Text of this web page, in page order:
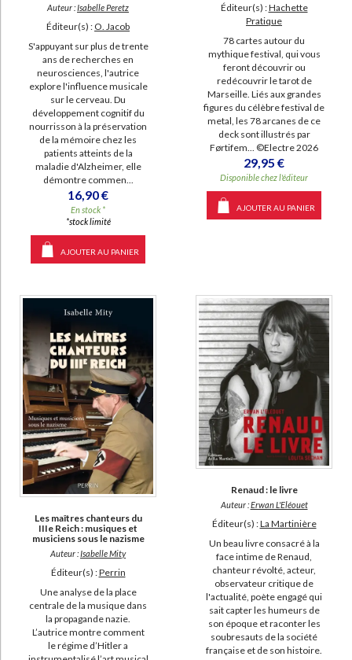
Auteur :Isabelle Peretz
Éditeur(s) : O. Jacob
S'appuyant sur plus de trente
ans de recherches en
neurosciences, l'autrice
explore l'influence musicale
sur le cerveau. Du
développement cognitif du
nourrisson à la préservation
de la mémoire chez les
patients atteints de la
maladie d'Alzheimer, elle
démontre commen...
16,90 €
En stock *
*stock limité
AJOUTER AU PANIER
Éditeur(s) :Hachette
Pratique
78 cartes autour du
mythique festival, qui vous
feront découvrir ou
redécouvrir le tarot de
Marseille. Liés aux grandes
figures du célèbre festival de
metal, les 78 arcanes de ce
deck sont illustrés par
Førtifem... ©Electre 2026
29,95 €
Disponible chez l'éditeur
AJOUTER AU PANIER
Les maîtres chanteurs du
IIIe Reich : musiques et
musiciens sous le nazisme
Auteur :Isabelle Mity
Éditeur(s) :Perrin
Une analyse de la place
centrale de la musique dans
la propagande nazie.
L’autrice montre comment
le régime d’Hitler a
Renaud : le livre
Auteur :Erwan L'Eléouet
Éditeur(s) :La Martinière
Un beau livre consacré à la
face intime de Renaud,
chanteur révolté, acteur,
observateur critique de
l'actualité, poète engagé qui
sait capter les humeurs de
son époque et raconter les
soubresauts de la société
française et de son histoire.